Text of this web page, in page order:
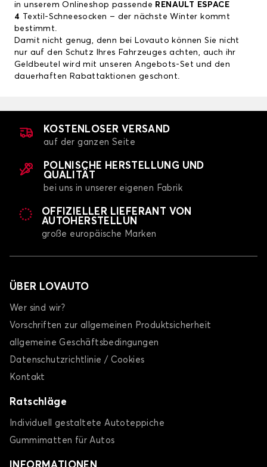
in unserem Onlineshop passende RENAULT ESPACE
4
Textil-Schneesocken – der nächste Winter kommt
bestimmt.
Damit nicht genug, denn bei Lovauto können Sie nicht
nur auf den Schutz Ihres Fahrzeuges achten, auch ihr
Geldbeutel wird mit unseren Angebots-Set und den
dauerhaften Rabattaktionen geschont.
KOSTENLOSER VERSAND
auf der ganzen Seite
POLNISCHE HERSTELLUNG UND
QUALITÄT
bei uns in unserer eigenen Fabrik
OFFIZIELLER LIEFERANT VON
AUTOHERSTELLUN
große europäische Marken
ÜBER LOVAUTO
Wer sind wir?
Vorschriften zur allgemeinen Produktsicherheit
allgemeine Geschäftsbedingungen
Datenschutzrichtlinie / Cookies
Kontakt
Ratschläge
Individuell gestaltete Autoteppiche
Gummimatten für Autos